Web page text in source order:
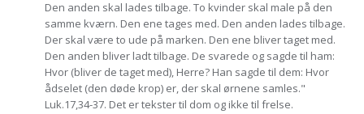
Den anden skal lades tilbage. To kvinder skal male på den
samme kværn. Den ene tages med. Den anden lades tilbage.
Der skal være to ude på marken. Den ene bliver taget med.
Den anden bliver ladt tilbage. De svarede og sagde til ham:
Hvor (bliver de taget med), Herre? Han sagde til dem: Hvor
ådselet (den døde krop) er, der skal ørnene samles."
Luk.17,34-37. Det er tekster til dom og ikke til frelse.